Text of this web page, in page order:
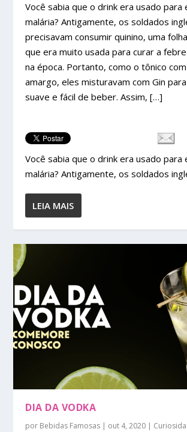
Você sabia que o drink era usado para
malária? Antigamente, os soldados
precisavam consumir quinino, uma
que era muito usada para curar a
na época. Portanto, como o tônico
amargo, eles misturavam com Gin
suave e fácil de beber. Assim, […]
Você sabia que o drink era usado para
malária? Antigamente, os soldados
LEIA MAIS
DIA DA VODKA
por Bebidas Famosas | out 4, 2020 |